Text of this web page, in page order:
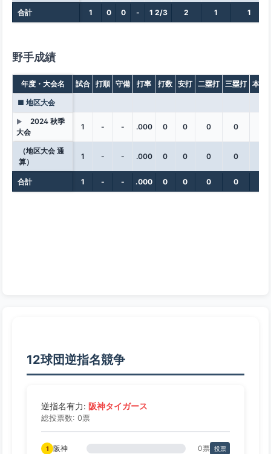
合計 1 0 0 - 1 2/3 2 1 1
野手成績
年度・大会名 試合 打順 守備 打率 打数 安打 二塁打 三塁打 本塁
■ 地区大会
▶
2024 秋季
大会
1 - - .000 0 0 0 0
（地区大会 通
算）
1 - - .000 0 0 0 0
合計 1 - - .000 0 0 0 0
12球団逆指名競争
逆指名有力: 阪神タイガース
総投票数: 0票
1 阪神 0票 投票